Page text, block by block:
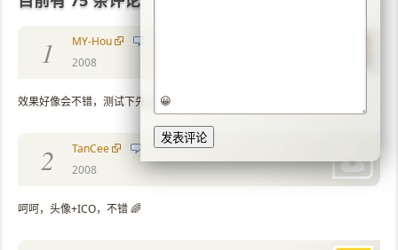
😀
1
MY-Hou
2008
效果好像会不错，测试下先 :p
2
TanCee
2008
呵呵，头像+ICO，不错 🌈